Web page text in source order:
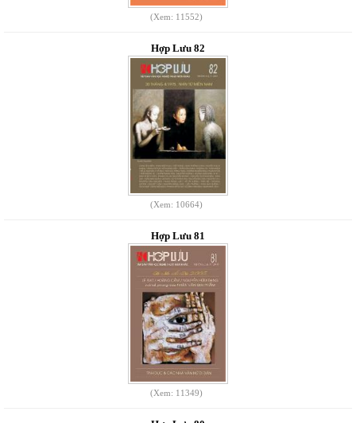
(Xem: 11552)
Hợp Lưu 82
(Xem: 10664)
Hợp Lưu 81
(Xem: 11349)